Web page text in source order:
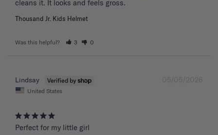
Thousand Jr. Kids Helmet
Was this helpful? 3 0
05/05/2026
Lindsay
United States
Perfect for my little girl